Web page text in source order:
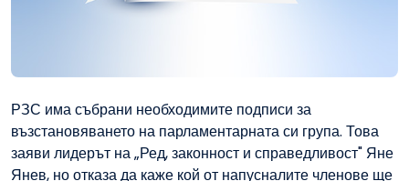
РЗС има събрани необходимите подписи за
възстановяването на парламентарната си група. Това
заяви лидерът на „Ред, законност и справедливост" Яне
Янев, но отказа да каже кой от напусналите членове ще